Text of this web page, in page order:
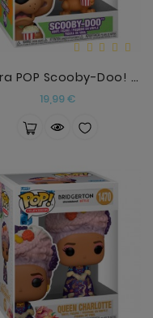
Figura POP Scooby-Doo! Scooby-Doo
19,99 €Precio